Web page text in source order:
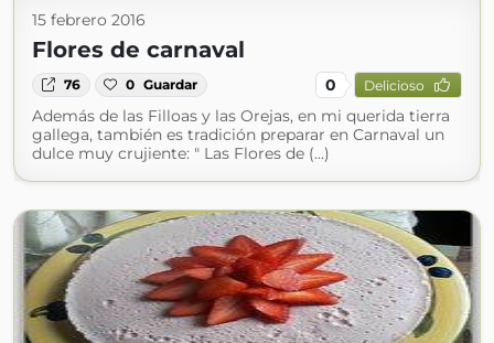
15 febrero 2016
Flores de carnaval
76 0 Guardar 0 Delicioso
Además de las Filloas y las Orejas, en mi querida tierra
gallega, también es tradición preparar en Carnaval un
dulce muy crujiente: " Las Flores de (...)